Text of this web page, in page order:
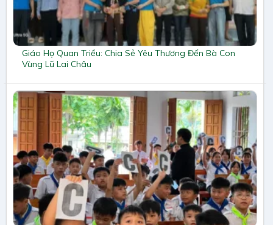
Giáo Họ Quan Triều: Chia Sẻ Yêu Thương Đến Bà Con
Vùng Lũ Lai Châu